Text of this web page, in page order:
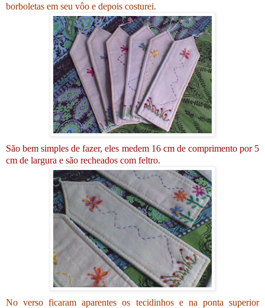
borboletas em seu vôo e depois costurei.
São bem simples de fazer, eles medem 16 cm de comprimento por 5
cm de largura e são recheados com feltro.
No verso ficaram aparentes os tecidinhos e na ponta superior